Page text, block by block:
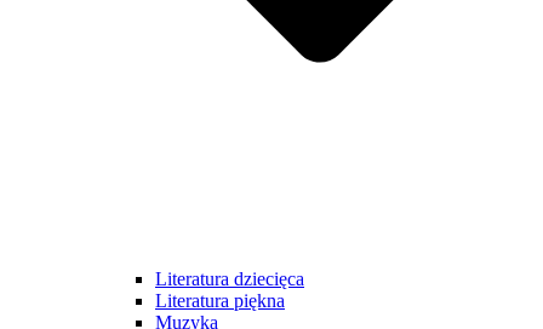
Literatura dziecięca
Literatura piękna
Muzyka